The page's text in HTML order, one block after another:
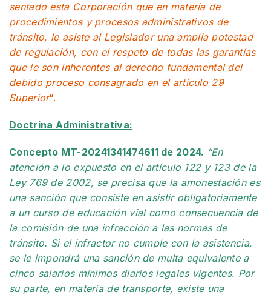
sentado esta Corporación que en materia de
procedimientos y procesos administrativos de
tránsito, le asiste al Legislador una amplia potestad
de regulación, con el respeto de todas las garantías
que le son inherentes al derecho fundamental del
debido proceso consagrado en el artículo 29
Superior“.
Doctrina Administrativa:
Concepto MT-20241341474611 de 2024. “En
atención a lo expuesto en el artículo 122 y 123 de la
Ley 769 de 2002, se precisa que la amonestación es
una sanción que consiste en asistir obligatoriamente
a un curso de educación vial como consecuencia de
la comisión de una infracción a las normas de
tránsito. Si el infractor no cumple con la asistencia,
se le impondrá una sanción de multa equivalente a
cinco salarios mínimos diarios legales vigentes. Por
su parte, en materia de transporte, existe una